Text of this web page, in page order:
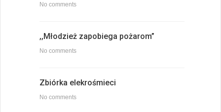
No comments
,,Młodzież zapobiega pożarom”
No comments
Zbiórka elekrośmieci
No comments